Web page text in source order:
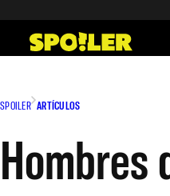
contenido
SPOILER ARTÍCULOS
Hombres